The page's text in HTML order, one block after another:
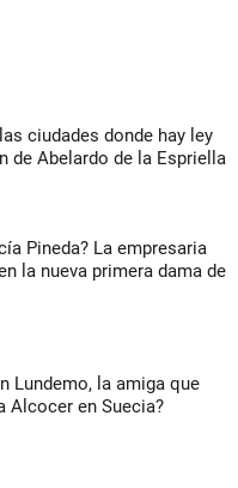
ciudades donde hay ley
de Abelardo de la Espriella
Pineda? La empresaria
la nueva primera dama de
Lundemo, la amiga que
Alcocer en Suecia?